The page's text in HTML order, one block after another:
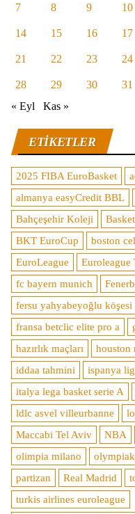
7 8 9 10
14 15 16 17
21 22 23 24
28 29 30
31
« Eyl
Kas »
ETIKETLER
2025 FIBA EuroBasket
almanya easyCredit BBL
Bahçeşehir Koleji
BKT EuroCup
boston
EuroLeague
Euroleague
fc bayern munich
fersu yahyabeyoğlu köşesi
fransa betclic elite pro a
hazırlık maçları
houston
iddaa tahmini
ispanya
italya lega basket serie A
ldlc asvel villeurbanne
Maccabi Tel Aviv
NBA
olimpia milano
partizan
Real Madrid
turkis airlines euroleague